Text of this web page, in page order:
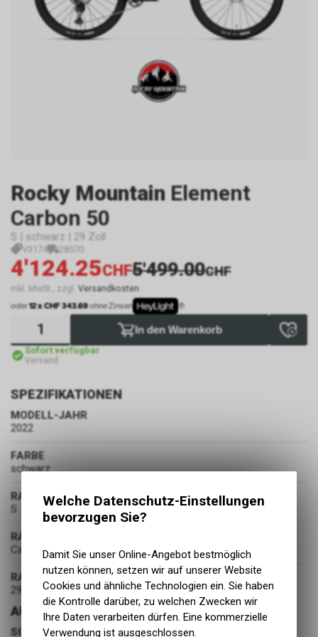
Rocky Mountain Element
Carbon 50
S | schwarz | 29 Zoll
V3174 28570
4'124.25CHF5'499.00CHF
inkl. MwSt., zzgl. Versandkosten
oder12 x CHF 343.69ohne Zinsen
In den Warenkorb
Sofort verfügbar
Versand
SPEZIFIKATIONEN
MODELL-JAHR
2022
FARBE
schwarz
RAHMENGRÖSSE
S
RAHMENMATERIAL
Carbon
RADDURCHMESSER
29 Zoll
AUSSTATTUNG
SCHALTUNG
Welche Datenschutz-Einstellungen
bevorzugen Sie?
Damit Sie unser Online-Angebot bestmöglich
nutzen können, setzen wir auf unserer Website
Cookies und ähnliche Technologien ein. Sie haben
die Kontrolle darüber, zu welchen Zwecken wir
Ihre Daten verarbeiten dürfen. Eine kommerzielle
Verwendung ist ausgeschlossen.